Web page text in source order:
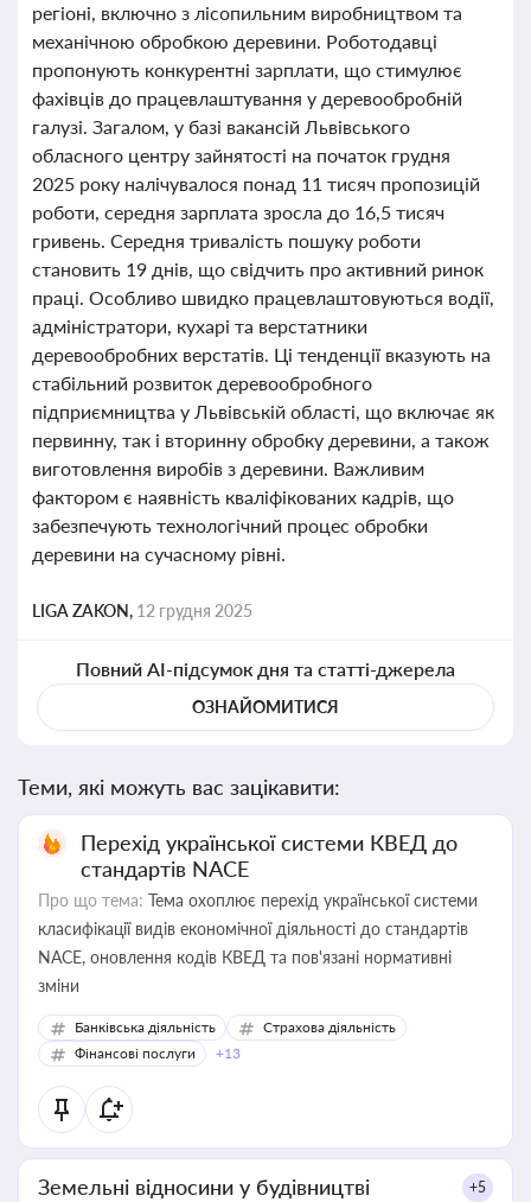
регіоні, включно з лісопильним виробництвом та
механічною обробкою деревини. Роботодавці
пропонують конкурентні зарплати, що стимулює
фахівців до працевлаштування у деревообробній
галузі. Загалом, у базі вакансій Львівського
обласного центру зайнятості на початок грудня
2025 року налічувалося понад 11 тисяч пропозицій
роботи, середня зарплата зросла до 16,5 тисяч
гривень. Середня тривалість пошуку роботи
становить 19 днів, що свідчить про активний ринок
праці. Особливо швидко працевлаштовуються водії,
адміністратори, кухарі та верстатники
деревообробних верстатів. Ці тенденції вказують на
стабільний розвиток деревообробного
підприємництва у Львівській області, що включає як
первинну, так і вторинну обробку деревини, а також
виготовлення виробів з деревини. Важливим
фактором є наявність кваліфікованих кадрів, що
забезпечують технологічний процес обробки
деревини на сучасному рівні.
LIGA ZAKON, 12 грудня 2025
Повний AI-підсумок дня та статті-джерела
ОЗНАЙОМИТИСЯ
Теми, які можуть вас зацікавити:
Перехід української системи КВЕД до
стандартів NACE
Про що тема: Тема охоплює перехід української системи
класифікації видів економічної діяльності до стандартів
NACE, оновлення кодів КВЕД та пов'язані нормативні
зміни
Банківська діяльність
Страхова діяльність
Фінансові послуги
+13
Земельні відносини у будівництві +5